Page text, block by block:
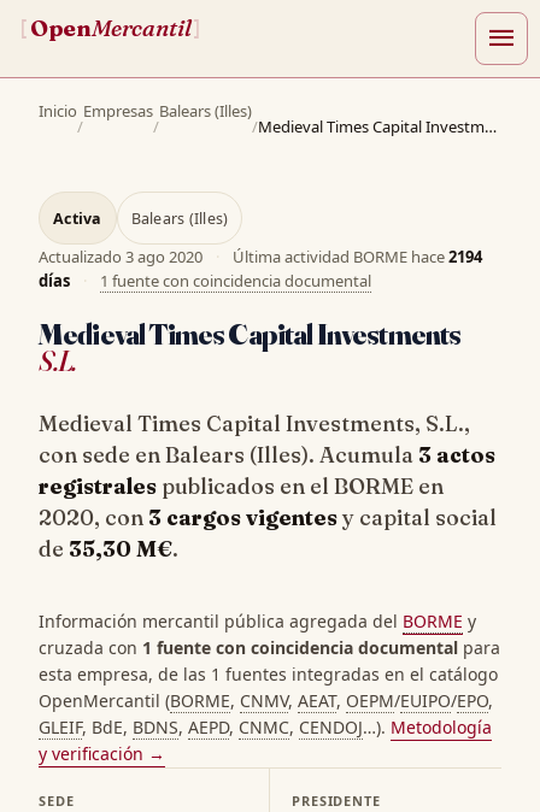
[OpenMercantil] menu
Inicio
/
Empresas
/
Balears (Illes)
/ Medieval Times Capital Investments, S.L.
Activa Balears (Illes)
Actualizado 3 ago 2020 · Última actividad BORME hace2194
días
· 1 fuente con coincidencia documental
Medieval Times Capital Investments
S.L.
Medieval Times Capital Investments, S.L.,
con sede en Balears (Illes). Acumula 3 actos
registrales publicados en el BORME en
2020, con 3 cargos vigentesy capital social
de 35,30 M€.
Información mercantil pública agregada del BORME y
cruzada con 1 fuente con coincidencia documental para
esta empresa, de las 1 fuentes integradas en el catálogo
OpenMercantil (BORME, CNMV, AEAT, OEPM/EUIPO/EPO,
GLEIF, BdE, BDNS, AEPD, CNMC, CENDOJ…). Metodología
y verificación →
SEDE PRESIDENTE